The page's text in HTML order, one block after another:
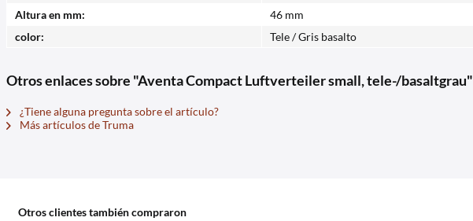
Altura en mm:
46 mm
color:
Tele / Gris basalto
Otros enlaces sobre "Aventa Compact Luftverteiler small, tele-/basaltgrau"
¿Tiene alguna pregunta sobre el artículo?
Más artículos de Truma
Otros clientes también compraron